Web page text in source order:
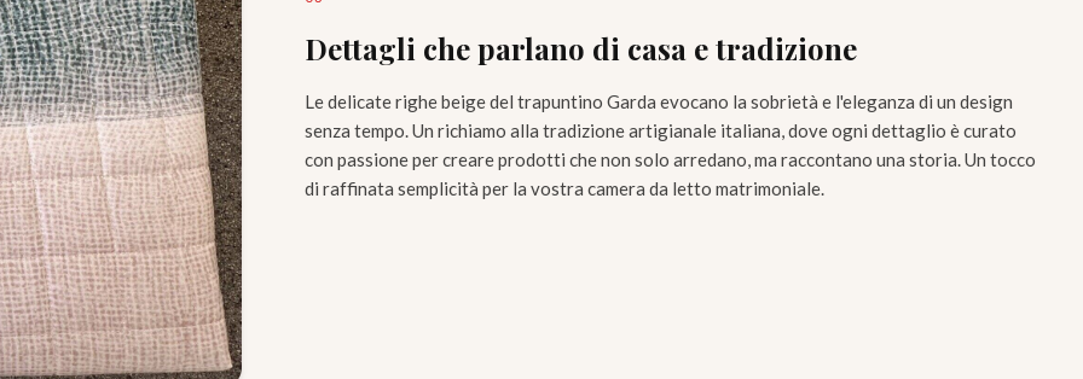
Dettagli che parlano di casa e tradizione
Le delicate righe beige del trapuntino Garda evocano la sobrietà e l'eleganza di un design
senza tempo. Un richiamo alla tradizione artigianale italiana, dove ogni dettaglio è curato
con passione per creare prodotti che non solo arredano, ma raccontano una storia. Un tocco
di raffinata semplicità per la vostra camera da letto matrimoniale.